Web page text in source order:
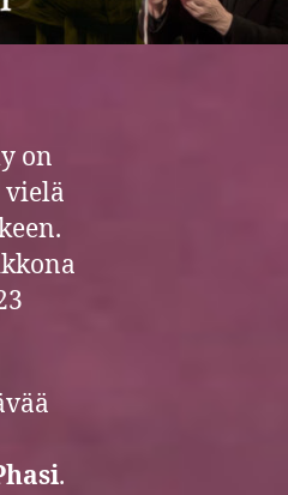
on
vielä
.